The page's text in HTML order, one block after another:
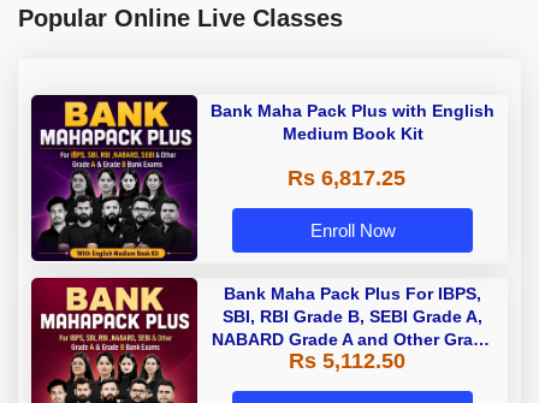
Popular Online Live Classes
Bank Maha Pack Plus with English
Medium Book Kit
Rs 6,817.25
Enroll Now
Bank Maha Pack Plus For IBPS,
SBI, RBI Grade B, SEBI Grade A,
NABARD Grade A and Other Grade
A & Grade B Bank Exams
Rs 5,112.50